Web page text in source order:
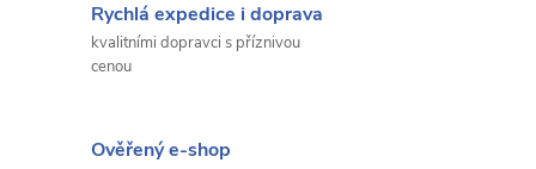
Rychlá expedice i doprava
kvalitními dopravci s příznivou
cenou
Ověřený e-shop